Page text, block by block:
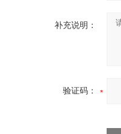
补充说明：
验证码：